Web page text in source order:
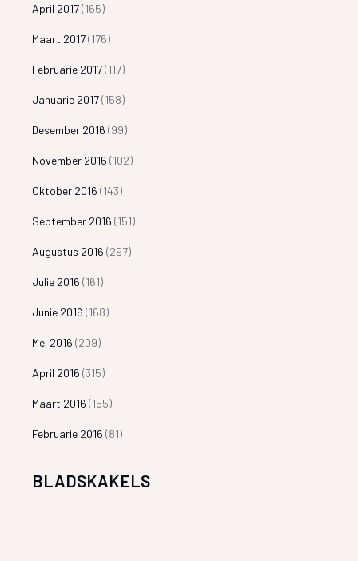
April 2017(165)
Maart 2017(176)
Februarie 2017(117)
Januarie 2017(158)
Desember 2016 (99)
November 2016 (102)
Oktober 2016 (143)
September 2016 (151)
Augustus 2016 (297)
Julie 2016 (161)
Junie 2016 (168)
Mei 2016 (209)
April 2016 (315)
Maart 2016 (155)
Februarie 2016 (81)
BLADSKAKELS